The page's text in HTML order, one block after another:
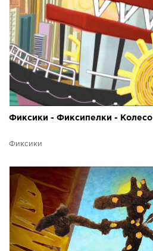
Фиксики - Фиксипелки - Колесо
Фиксики